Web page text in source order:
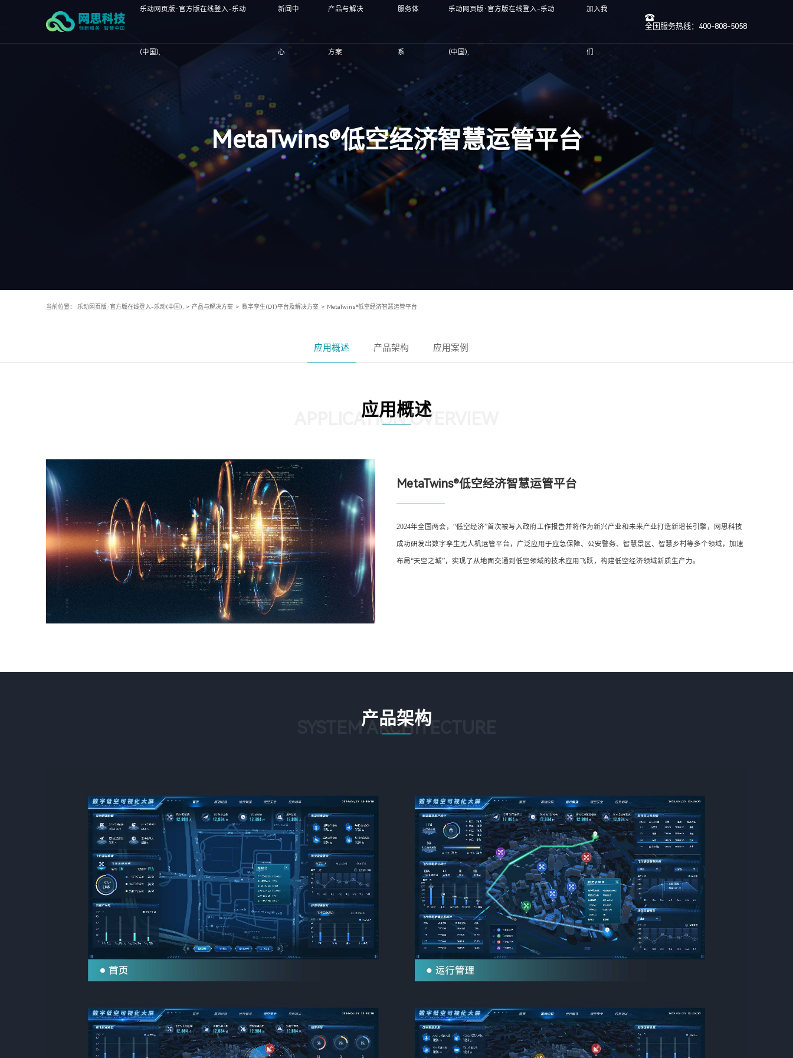
乐动网页版·官方版在线登入-乐动
(中国),
新闻中
心
产品与解决
方案
服务体
系
乐动网页版·官方版在线登入-乐动
(中国),
加入我
们
全国服务热线：400-808-5058
MetaTwins®低空经济智慧运管平台
当前位置： 乐动网页版·官方版在线登入-乐动(中国), > 产品与解决方案 > 数字孪生(DT)平台及解决方案 > MetaTwins®低空经济智慧运管平台
应用概述 产品架构 应用案例
应用概述
APPLICATION OVERVIEW
MetaTwins®低空经济智慧运管平台
2024年全国两会，“低空经济”首次被写入政府工作报告并将作为新兴产业和未来产业打造新增长引擎，网思科技
成功研发出数字孪生无人机运管平台，广泛应用于应急保障、公安警务、智慧景区、智慧乡村等多个领域，加速
布局“天空之城”，实现了从地面交通到低空领域的技术应用飞跃，构建低空经济领域新质生产力。
产品架构
SYSTEM ARCHITECTURE